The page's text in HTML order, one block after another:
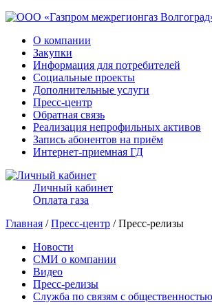
О компании
Закупки
Информация для потребителей
Социальные проекты
Дополнительные услуги
Пресс-центр
Обратная связь
Реализация непрофильных активов
Запись абонентов на приём
Интернет-приемная ГД
Личный кабинет
Оплата газа
Главная /Пресс-центр / Пресс-релизы
Новости
СМИ о компании
Видео
Пресс-релизы
Служба по связям с